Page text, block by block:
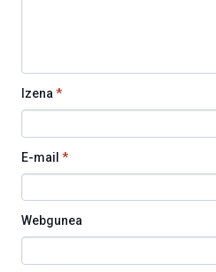
Izena*
E-mail *
Webgunea